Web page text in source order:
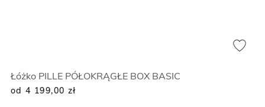
Łóżko PILLE PÓŁOKRĄGŁE BOX BASIC
od 4 199,00 zł